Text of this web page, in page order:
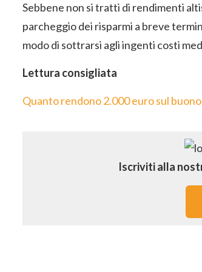
Sebbene non si tratti di rendimenti
parcheggio dei risparmi a breve
modo di sottrarsi agli ingenti costi
Lettura consigliata
Quanto rendono 2.000 euro sul
Iscriviti alla